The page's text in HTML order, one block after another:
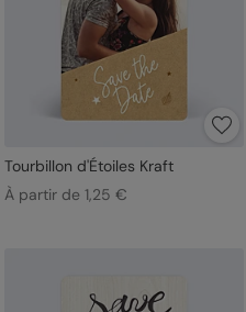
Tourbillon d'Étoiles Kraft
À partir de 1,25 €